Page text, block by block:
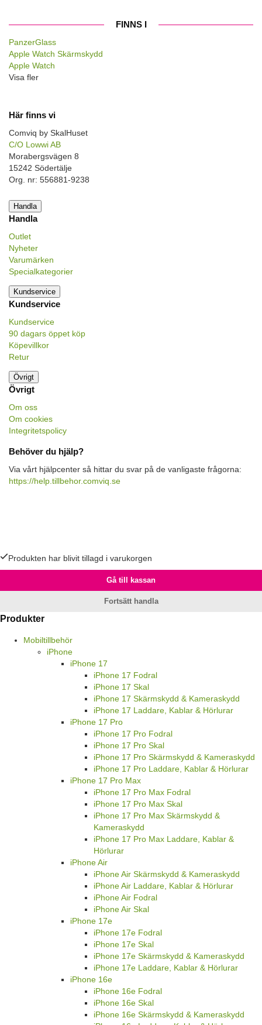
FINNS I
PanzerGlass
Apple Watch Skärmskydd
Apple Watch
Visa fler
Här finns vi
Comviq by SkalHuset
C/O Lowwi AB
Morabergsvägen 8
15242 Södertälje
Org. nr: 556881-9238
Handla
Handla
Outlet
Nyheter
Varumärken
Specialkategorier
Kundservice
Kundservice
Kundservice
90 dagars öppet köp
Köpevillkor
Retur
Övrigt
Övrigt
Om oss
Om cookies
Integritetspolicy
Behöver du hjälp?
Via vårt hjälpcenter så hittar du svar på de vanligaste frågorna:
https://help.tillbehor.comviq.se
Produkten har blivit tillagd i varukorgen
Gå till kassan
Fortsätt handla
Produkter
Mobiltillbehör
iPhone
iPhone 17
iPhone 17 Fodral
iPhone 17 Skal
iPhone 17 Skärmskydd & Kameraskydd
iPhone 17 Laddare, Kablar & Hörlurar
iPhone 17 Pro
iPhone 17 Pro Fodral
iPhone 17 Pro Skal
iPhone 17 Pro Skärmskydd & Kameraskydd
iPhone 17 Pro Laddare, Kablar & Hörlurar
iPhone 17 Pro Max
iPhone 17 Pro Max Fodral
iPhone 17 Pro Max Skal
iPhone 17 Pro Max Skärmskydd &
Kameraskydd
iPhone 17 Pro Max Laddare, Kablar &
Hörlurar
iPhone Air
iPhone Air Skärmskydd & Kameraskydd
iPhone Air Laddare, Kablar & Hörlurar
iPhone Air Fodral
iPhone Air Skal
iPhone 17e
iPhone 17e Fodral
iPhone 17e Skal
iPhone 17e Skärmskydd & Kameraskydd
iPhone 17e Laddare, Kablar & Hörlurar
iPhone 16e
iPhone 16e Fodral
iPhone 16e Skal
iPhone 16e Skärmskydd & Kameraskydd